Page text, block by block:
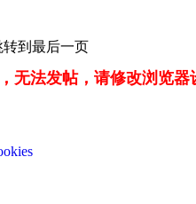
转到最后一页
无法发帖，请修改浏览器